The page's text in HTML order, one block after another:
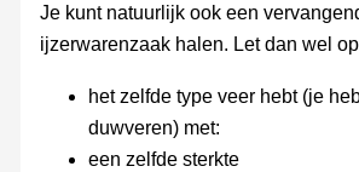
Je kunt natuurlijk ook een
ijzerwarenzaak halen. Let dan wel
het zelfde type veer hebt (je
duwveren) met:
een zelfde sterkte